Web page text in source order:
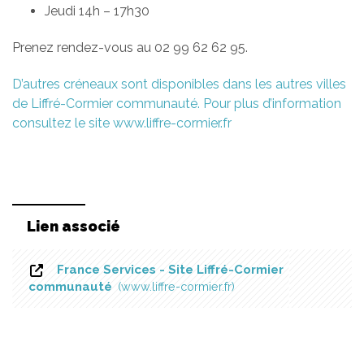
Jeudi 14h – 17h30
Prenez rendez-vous au 02 99 62 62 95.
D’autres créneaux sont disponibles dans les autres villes
de Liffré-Cormier communauté. Pour plus d’information
consultez le site www.liffre-cormier.fr
Lien associé
France Services - Site Liffré-Cormier
communauté
www.liffre-cormier.fr